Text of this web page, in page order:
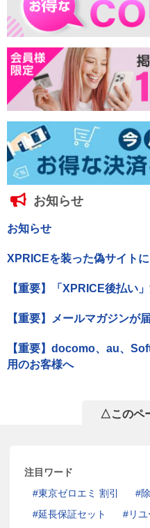
お知らせ
お知らせ
XPRICEを装った偽サイト
【重要】「XPRICE後払い
【重要】メールマガジンが
【重要】docomo、au、
用のお客様へ
△このペ
注目ワード
東京ゼロエミ 割引
延長保証セット
リユ